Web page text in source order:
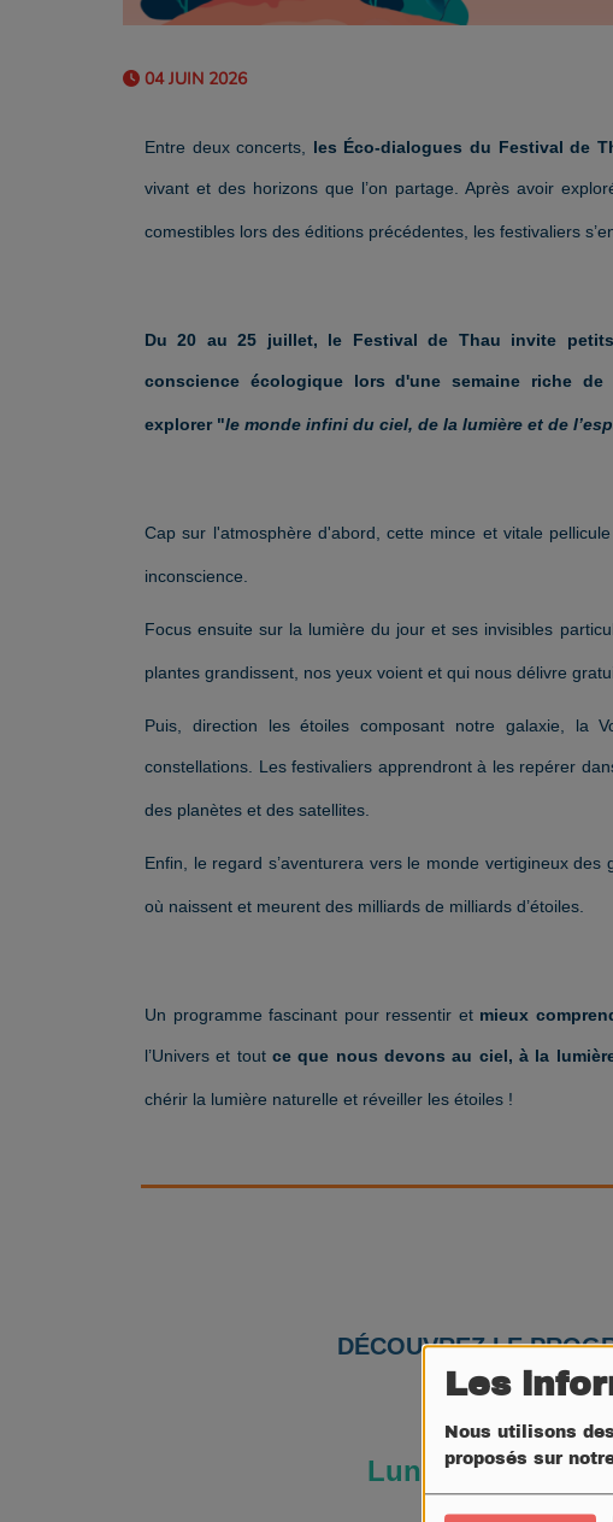
Les
Nous utilisons
proposés sur
04 JUIN 2026
Entre deux concerts, les Éco-dialogues du Festival de
vivant et des horizons que l’on partage. Après avoir
comestibles lors des éditions précédentes, les festivaliers
Du 20 au 25 juillet, le Festival de Thau invite
conscience écologique lors d'une semaine riche
explorer "le monde infini du ciel, de la lumière et de
Cap sur l'atmosphère d'abord, cette mince et vitale
inconscience.
Focus ensuite sur la lumière du jour et ses invisibles
plantes grandissent, nos yeux voient et qui nous délivre
Puis, direction les étoiles composant notre galaxie, la
constellations. Les festivaliers apprendront à les repérer
des planètes et des satellites.
Enfin, le regard s’aventurera vers le monde vertigineux
où naissent et meurent des milliards de milliards d’étoiles.
Un programme fascinant pour ressentir et mieux
l’Univers et tout ce que nous devons au ciel, à la
chérir la lumière naturelle et réveiller les étoiles !
DÉCOUVREZ LE
Lundi 20 juillet -